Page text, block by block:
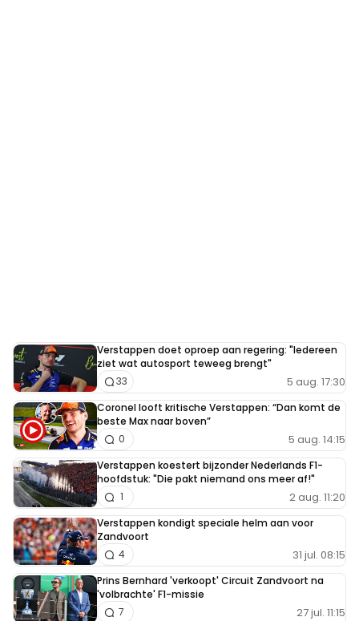
Verstappen doet oproep aan regering: "Iedereen
ziet wat autosport teweeg brengt"
5 aug. 17:30
33
Coronel looft kritische Verstappen: “Dan komt de
beste Max naar boven”
5 aug. 14:15
0
Verstappen koestert bijzonder Nederlands F1-
hoofdstuk: "Die pakt niemand ons meer af!"
2 aug. 11:20
1
Verstappen kondigt speciale helm aan voor
Zandvoort
31 jul. 08:15
4
Prins Bernhard 'verkoopt' Circuit Zandvoort na
'volbrachte' F1-missie
27 jul. 11:15
7